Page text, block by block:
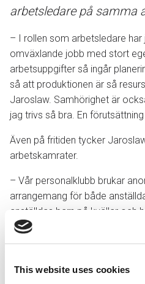
This website uses cookies
arbetsledare på samma
– I rollen som arbetsledare
omväxlande jobb med stort
arbetsuppgifter så ingår
så att produktionen är så
Jaroslaw. Samhörighet är
jag trivs så bra. En
Även på fritiden tycker
arbetskamrater.
– Vår personalklubb brukar
arrangemang för både
anställdas barn på kvällar och
bio till gokart, bussresor till
med hotellövernattningar. Det